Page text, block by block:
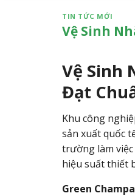
TIN TỨC MỚI
Vệ Sinh
Vệ Sinh
Đạt
Khu công
sản xuất quốc
trường làm
hiệu suất thiết
Green Champa